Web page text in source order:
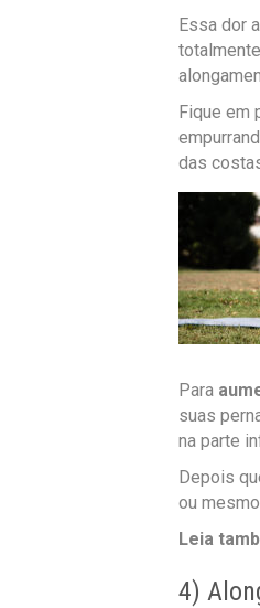
Essa dor
Fique em
das
Para
suas
na parte
Depois
ou
Leia
4)